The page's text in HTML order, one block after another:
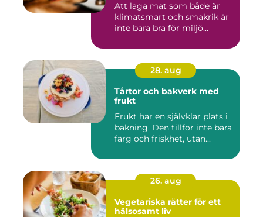
Att laga mat som både är
klimatsmart och smakrik är
inte bara bra för miljö...
28. aug
Tårtor och bakverk med
frukt
Frukt har en självklar plats i
bakning. Den tillför inte bara
färg och friskhet, utan...
26. aug
Vegetariska rätter för ett
hälsosamt liv